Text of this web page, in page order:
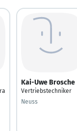
Kai-Uwe Brosche
Vertriebstechniker
Neuss